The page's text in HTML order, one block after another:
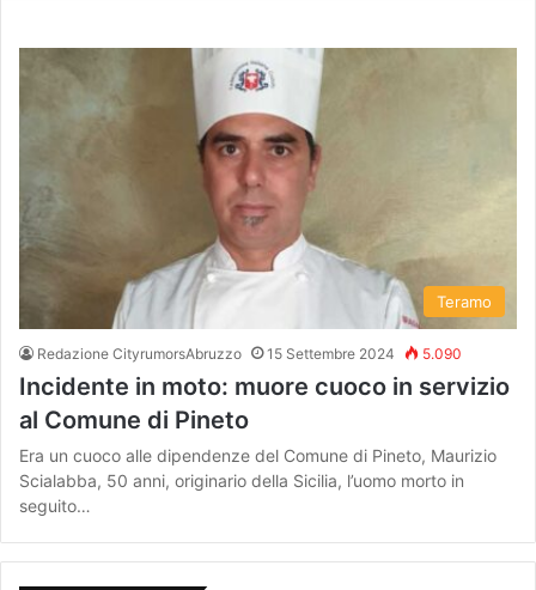
Teramo
Redazione CityrumorsAbruzzo 15 Settembre 2024 5.090
Incidente in moto: muore cuoco in servizio
al Comune di Pineto
Era un cuoco alle dipendenze del Comune di Pineto, Maurizio
Scialabba, 50 anni, originario della Sicilia, l’uomo morto in
seguito…